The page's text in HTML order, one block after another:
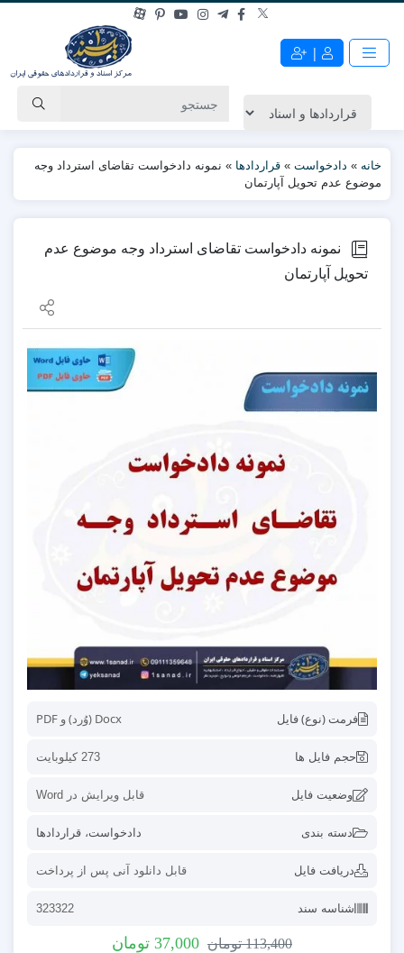
|
خانه » دادخواست » قراردادها » نمونه دادخواست تقاضای استرداد وجه
موضوع عدم تحویل آپارتمان
نمونه دادخواست تقاضای استرداد وجه موضوع عدم
تحویل آپارتمان
فرمت (نوع) فایل Docx (وُرد) و PDF
حجم فایل ها 273 کیلوبایت
وضعیت فایل قابل ویرایش در Word
دسته بندی دادخواست، قراردادها
دریافت فایل قابل دانلود آنی پس از پرداخت
شناسه سند 323322
113,400 تومان 37,000 تومان